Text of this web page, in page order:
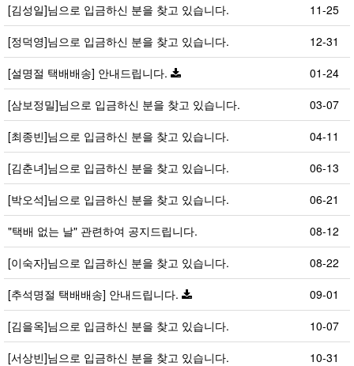
[김성일]님으로 입금하신 분을 찾고 있습니다.
11-25
[정덕영]님으로 입금하신 분을 찾고 있습니다.
12-31
[설명절 택배배송] 안내드립니다.
01-24
[삼보정밀]님으로 입금하신 분을 찾고 있습니다.
03-07
[최종빈]님으로 입금하신 분을 찾고 있습니다.
04-11
[김춘녀]님으로 입금하신 분을 찾고 있습니다.
06-13
[박오석]님으로 입금하신 분을 찾고 있습니다.
06-21
"택배 없는 날" 관련하여 공지드립니다.
08-12
[이숙자]님으로 입금하신 분을 찾고 있습니다.
08-22
[추석명절 택배배송] 안내드립니다.
09-01
[김을옥]님으로 입금하신 분을 찾고 있습니다.
10-07
[서상빈]님으로 입금하신 분을 찾고 있습니다.
10-31